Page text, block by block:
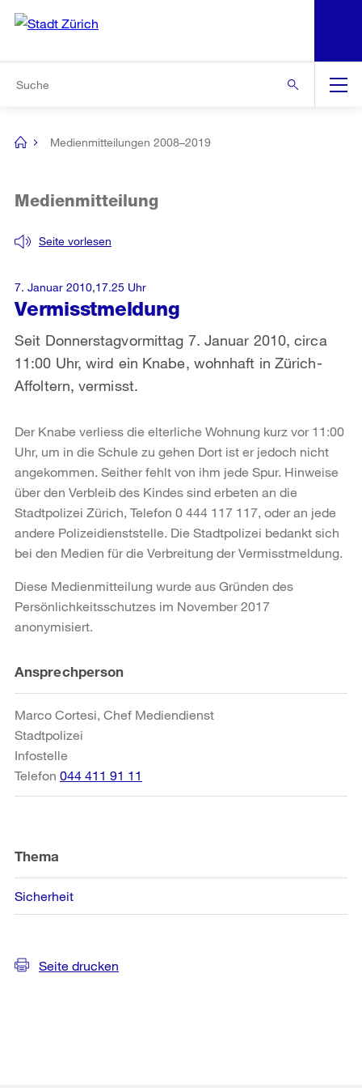
Navigation
[no
Medienmitteilungen 2008–2019
Vermisstmeldung
Seite vorlesen
Medienmitteilung
Seit Donnerstagvormittag 7. Januar 2010, circa
11:00 Uhr, wird ein Knabe, wohnhaft in Zürich-
Affoltern, vermisst.
7. Januar 2010,17.25 Uhr
Der Knabe verliess die elterliche Wohnung kurz vor 11:00
Uhr, um in die Schule zu gehen Dort ist er jedoch nicht
angekommen. Seither fehlt von ihm jede Spur. Hinweise
über den Verbleib des Kindes sind erbeten an die
Stadtpolizei Zürich, Telefon 0 444 117 117, oder an jede
andere Polizeidienststelle. Die Stadtpolizei bedankt sich
bei den Medien für die Verbreitung der Vermisstmeldung.
Diese Medienmitteilung wurde aus Gründen des
Persönlichkeitsschutzes im November 2017
anonymisiert.
Weitere
Informationen
Ansprechperson
Marco Cortesi, Chef Mediendienst
Stadtpolizei
Infostelle
Telefon 044 411 91 11
Thema
Sicherheit
Seite drucken